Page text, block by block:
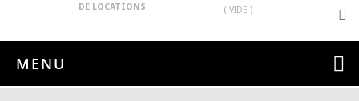
DE LOCATIONS
( VIDE )
MENU